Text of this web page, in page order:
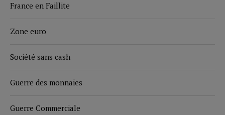
France en Faillite
Zone euro
Société sans cash
Guerre des monnaies
Guerre Commerciale